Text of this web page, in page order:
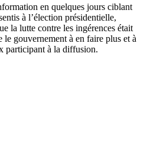
en quelques jours ciblant
à l’élection présidentielle,
la lutte contre les ingérences était
gouvernement à en faire plus et à
participant à la diffusion.